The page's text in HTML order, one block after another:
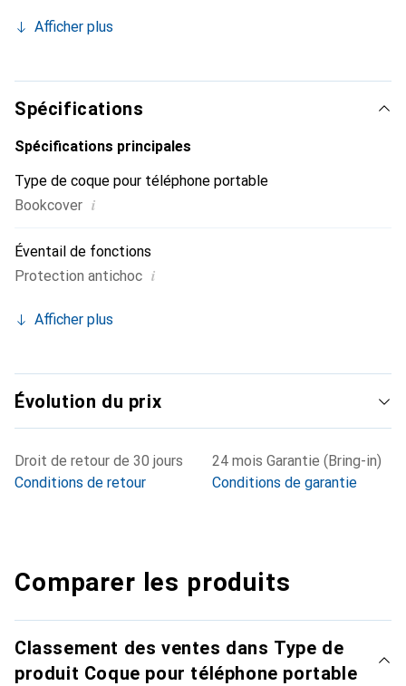
accessoire chic et essentiel de votre smartphone.
haute qualité, la marque Noreve est un choix sûr pour une
clientèle exigeante.
Afficher plus
Spécifications
Spécifications principales
Type de coque pour téléphone portable
Bookcover i
Éventail de fonctions
Protection antichoc i
Afficher plus
Évolution du prix
Droit de retour de 30 jours
Conditions de retour
24 mois Garantie (Bring-in)
Conditions de garantie
Comparer les produits
Classement des ventes dans Type de
produit Coque pour téléphone portable